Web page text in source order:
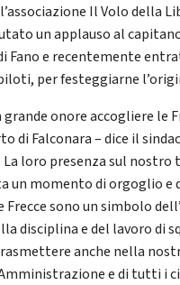
Il Volo della
un applauso al
Fano e recentemente
per festeggiarne
grande onore accogliere le
di Falconara – dice il
La loro presenza sul
un momento di orgoglio e
sono un simbolo
disciplina e del lavoro di
anche nella
e di tutti i